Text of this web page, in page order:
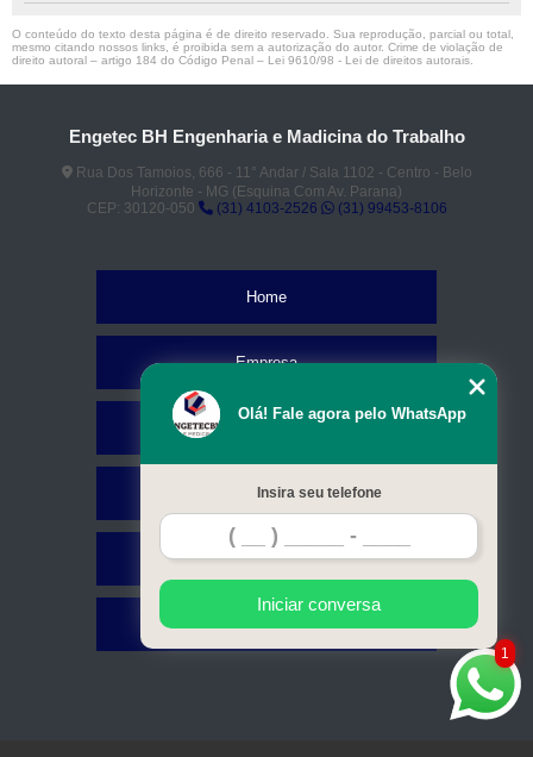
O conteúdo do texto desta página é de direito reservado. Sua reprodução, parcial ou total,
mesmo citando nossos links, é proibida sem a autorização do autor. Crime de violação de
direito autoral – artigo 184 do Código Penal – Lei 9610/98 - Lei de direitos autorais
Engetec BH Engenharia e Madicina do Trabalho
Rua Dos Tamoios, 666 - 11° Andar / Sala 1102 - Centro - Belo
Horizonte - MG (Esquina Com Av. Parana)
CEP: 30120-050
(31) 4103-2526 (31) 99453-8106
Home
Empresa
Serviços
Contato
Mapa do site
1
Olá! Fale agora pelo WhatsApp
Insira seu telefone
Iniciar conversa